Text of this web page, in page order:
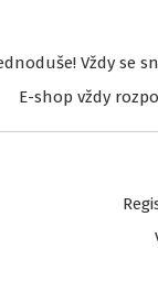
Vždy se
E-shop vždy